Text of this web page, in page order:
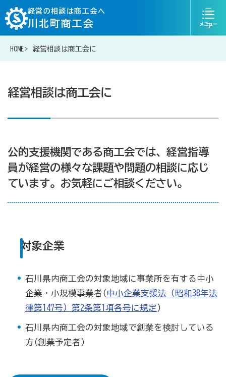
経営の相談は商工会へ
川北町商工会
ニ
ュ
HOME 経営相談は商工会に
経営相談は商工会に
公的支援機関である商工会では、経営指導
員が経営の様々な課題や問題の相談に応じ
ています。お気軽にご相談ください。
対象企業
石川県内商工会の対象地域に事業所を有する中小
企業・小規模事業者(中小企業支援法（昭和38年法
律第147号）第2条第1項各号に規定 )
石川県内商工会の対象地域で創業を検討している
方(創業予定者)
お問い合わせ
補助金・助成金一覧
商工会が扱う融資・金融制度
商工会の共済・保険
一つの掛金で貯蓄・生命保障・融資の3つの備え（商工
貯蓄共済）
死亡保険金(最高6千万円)の掛捨共済・福祉共済「生
命」保障
石川県中小企業共済協同組合(傷害共済・自動車事故費
従業員の退職金共済制度